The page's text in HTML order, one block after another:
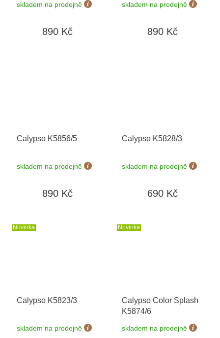
skladem na prodejně
890 Kč
skladem na prodejně
890 Kč
Calypso K5856/5
skladem na prodejně
890 Kč
Calypso K5828/3
skladem na prodejně
690 Kč
Novinka
Calypso K5823/3
skladem na prodejně
Novinka
Calypso Color Splash
K5874/6
skladem na prodejně